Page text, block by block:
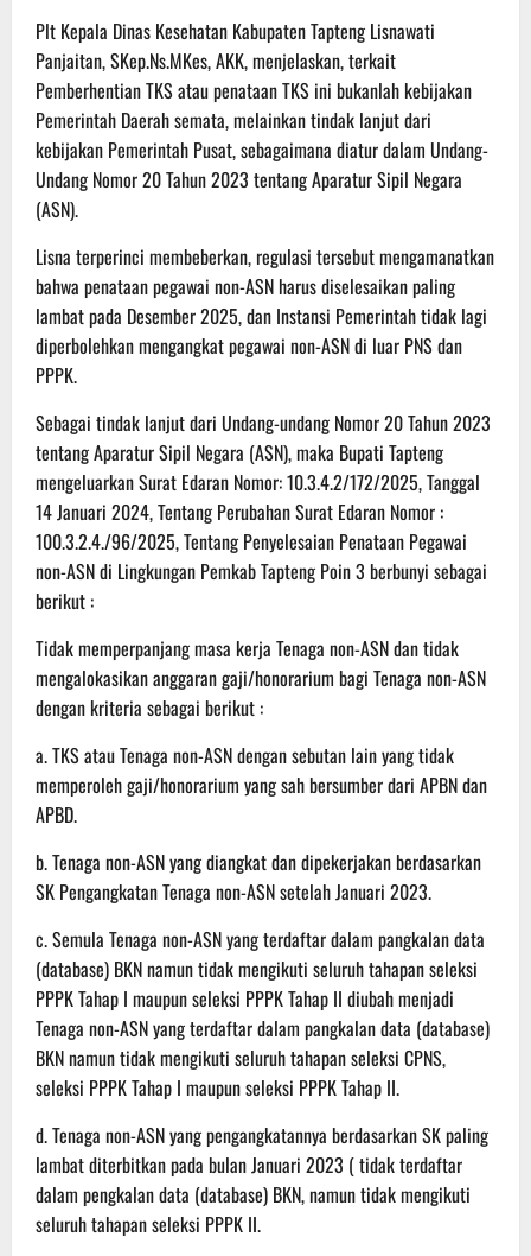
Plt Kepala Dinas Kesehatan Kabupaten Tapteng Lisnawati
Panjaitan, SKep.Ns.MKes, AKK, menjelaskan, terkait
Pemberhentian TKS atau penataan TKS ini bukanlah kebijakan
Pemerintah Daerah semata, melainkan tindak lanjut dari
kebijakan Pemerintah Pusat, sebagaimana diatur dalam Undang-
Undang Nomor 20 Tahun 2023 tentang Aparatur Sipil Negara
(ASN).
Lisna terperinci membeberkan, regulasi tersebut mengamanatkan
bahwa penataan pegawai non-ASN harus diselesaikan paling
lambat pada Desember 2025, dan Instansi Pemerintah tidak lagi
diperbolehkan mengangkat pegawai non-ASN di luar PNS dan
PPPK.
Sebagai tindak lanjut dari Undang-undang Nomor 20 Tahun 2023
tentang Aparatur Sipil Negara (ASN), maka Bupati Tapteng
mengeluarkan Surat Edaran Nomor: 10.3.4.2/172/2025, Tanggal
14 Januari 2024, Tentang Perubahan Surat Edaran Nomor :
100.3.2.4./96/2025, Tentang Penyelesaian Penataan Pegawai
non-ASN di Lingkungan Pemkab Tapteng Poin 3 berbunyi sebagai
berikut :
Tidak memperpanjang masa kerja Tenaga non-ASN dan tidak
mengalokasikan anggaran gaji/honorarium bagi Tenaga non-ASN
dengan kriteria sebagai berikut :
a. TKS atau Tenaga non-ASN dengan sebutan lain yang tidak
memperoleh gaji/honorarium yang sah bersumber dari APBN dan
APBD.
b. Tenaga non-ASN yang diangkat dan dipekerjakan berdasarkan
SK Pengangkatan Tenaga non-ASN setelah Januari 2023.
c. Semula Tenaga non-ASN yang terdaftar dalam pangkalan data
(database) BKN namun tidak mengikuti seluruh tahapan seleksi
PPPK Tahap I maupun seleksi PPPK Tahap II diubah menjadi
Tenaga non-ASN yang terdaftar dalam pangkalan data (database)
BKN namun tidak mengikuti seluruh tahapan seleksi CPNS,
seleksi PPPK Tahap I maupun seleksi PPPK Tahap II.
d. Tenaga non-ASN yang pengangkatannya berdasarkan SK paling
lambat diterbitkan pada bulan Januari 2023 ( tidak terdaftar
dalam pengkalan data (database) BKN, namun tidak mengikuti
seluruh tahapan seleksi PPPK II.